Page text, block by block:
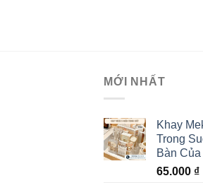
MỚI NHẤT
Khay
Trong
Bàn
65.000 ₫